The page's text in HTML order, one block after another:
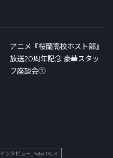
アニメ『桜蘭高校ホスト部』
放送20周年記念 豪華スタッ
フ座談会①
インタビュー_FebriTALK